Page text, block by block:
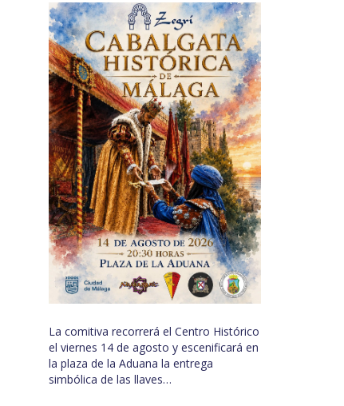
La comitiva recorrerá el Centro Histórico
el viernes 14 de agosto y escenificará en
la plaza de la Aduana la entrega
simbólica de las llaves…